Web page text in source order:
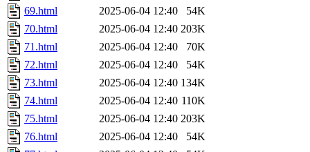
69.html
2025-06-04 12:40
54K
70.html
2025-06-04 12:40 203K
71.html
2025-06-04 12:40
70K
72.html
2025-06-04 12:40
54K
73.html
2025-06-04 12:40 134K
74.html
2025-06-04 12:40 110K
75.html
2025-06-04 12:40 203K
76.html
2025-06-04 12:40
54K